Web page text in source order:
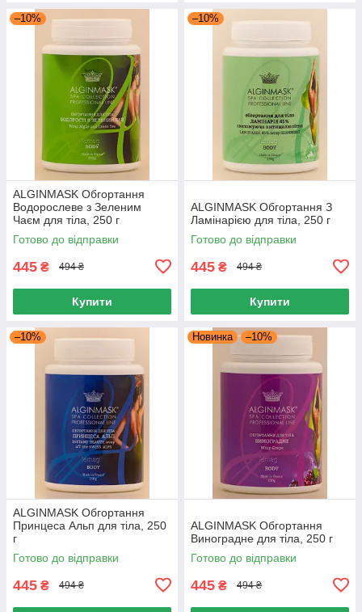
–10%
ALGINMASK Обгортання
Водорослеве з Зеленим
Чаєм для тіла, 250 г
Готово до відправки
445 ₴ 494 ₴
Купити
–10%
ALGINMASK Обгортання З
Ламінарією для тіла, 250 г
Готово до відправки
445 ₴ 494 ₴
Купити
–10%
ALGINMASK Обгортання
Принцеса Альп для тіла, 250
г
Готово до відправки
445 ₴ 494 ₴
Новинка –10%
ALGINMASK Обгортання
Виноградне для тіла, 250 г
Готово до відправки
445 ₴ 494 ₴